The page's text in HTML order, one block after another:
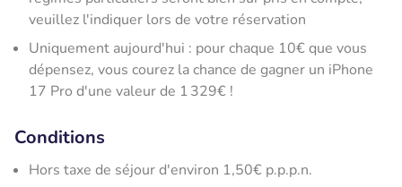
veuillez l'indiquer lors de votre réservation
Uniquement aujourd'hui : pour chaque 10€ que vous
dépensez, vous courez la chance de gagner un iPhone
17 Pro d'une valeur de 1 329€ !
Conditions
Hors taxe de séjour d'environ 1,50€ p.p.p.n.